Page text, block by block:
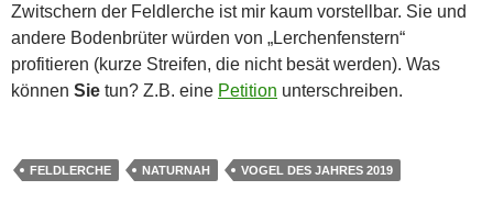
Zwitschern der Feldlerche ist mir kaum vorstellbar. Sie und
andere Bodenbrüter würden von „Lerchenfenstern“
profitieren (kurze Streifen, die nicht besät werden). Was
können Sie tun? Z.B. eine Petition unterschreiben.
FELDLERCHE NATURNAH VOGEL DES JAHRES 2019